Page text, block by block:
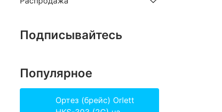
Подписывайтесь
Популярное
Ортез (брейс) Orlett